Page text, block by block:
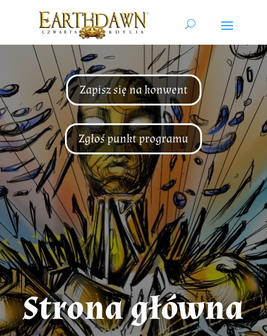
Zapisz się na konwent
Zgłoś punkt programu
Strona główna